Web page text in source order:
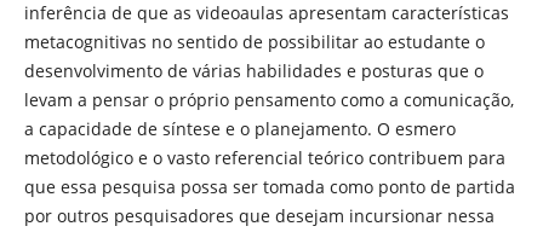
inferência de que as videoaulas apresentam características
metacognitivas no sentido de possibilitar ao estudante o
desenvolvimento de várias habilidades e posturas que o
levam a pensar o próprio pensamento como a comunicação,
a capacidade de síntese e o planejamento. O esmero
metodológico e o vasto referencial teórico contribuem para
que essa pesquisa possa ser tomada como ponto de partida
por outros pesquisadores que desejam incursionar nessa